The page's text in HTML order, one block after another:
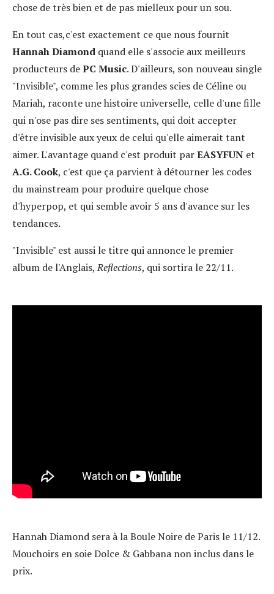
chose de très bien et de pas mielleux pour un sou.
En tout cas,c'est exactement ce que nous fournit
Hannah Diamond quand elle s'associe aux meilleurs
producteurs dePC Music. D'ailleurs, son nouveau single
"Invisible", comme les plus grandes scies de Céline ou
Mariah, raconte une histoire universelle, celle d'une fille
qui n'ose pas dire ses sentiments, qui doit accepter
d'être invisible aux yeux de celui qu'elle aimerait tant
aimer. L'avantage quand c'est produit parEASYFUN et
A.G. Cook, c'est que ça parvient à détourner les codes
du mainstream pour produire quelque chose
d'hyperpop, et qui semble avoir 5 ans d'avance sur les
tendances.
"Invisible" est aussi le titre qui annonce le premier
album de l'Anglais,Reflections, qui sortira le 22/11.
Hannah Diamond sera à la Boule Noire de Paris le 11/12.
Mouchoirs en soie Dolce & Gabbana non inclus dans le
prix.